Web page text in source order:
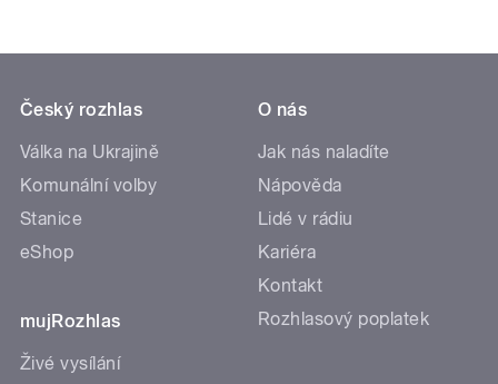
Český rozhlas
Válka na Ukrajině
Komunální volby
Stanice
eShop
mujRozhlas
Živé vysílání
O nás
Jak nás naladíte
Nápověda
Lidé v rádiu
Kariéra
Kontakt
Rozhlasový poplatek